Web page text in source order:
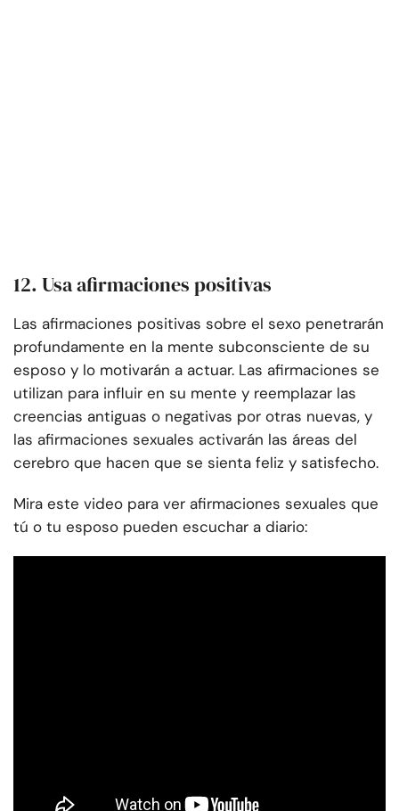
12. Usa afirmaciones positivas
Las afirmaciones positivas sobre el sexo penetrarán
profundamente en la mente subconsciente de su
esposo y lo motivarán a actuar. Las afirmaciones se
utilizan para influir en su mente y reemplazar las
creencias antiguas o negativas por otras nuevas, y
las afirmaciones sexuales activarán las áreas del
cerebro que hacen que se sienta feliz y satisfecho.
Mira este video para ver afirmaciones sexuales que
tú o tu esposo pueden escuchar a diario: